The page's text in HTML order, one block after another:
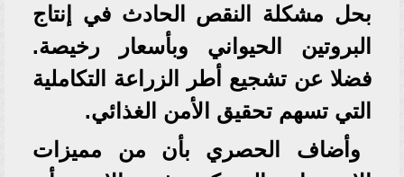
بحل مشكلة النقص الحادث في إنتاج
البروتين الحيواني وبأسعار رخيصة.
فضلا عن تشجيع أطر الزراعة التكاملية
التي تسهم تحقيق الأمن الغذائي.
وأضاف الحصري بأن من مميزات